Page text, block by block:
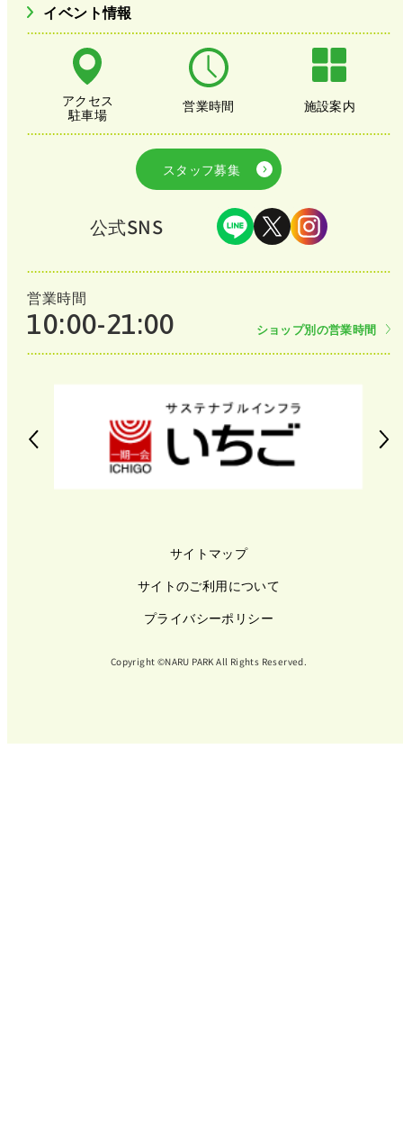
イベント情報
アクセス
駐車場
営業時間 施設案内
スタッフ募集
公式SNS
営業時間
10:00-21:00 ショップ別の営業時間
サイトマップ
サイトのご利用について
プライバシーポリシー
Copyright ©NARU PARK All Rights Reserved.